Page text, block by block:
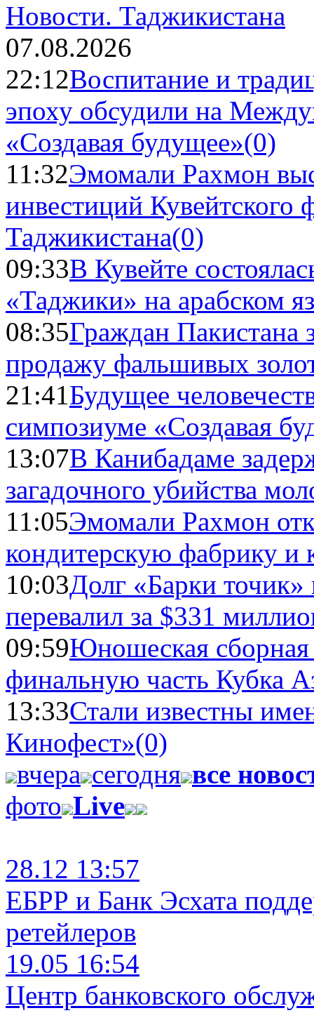
Новости. Таджикистана
07.08.2026
22:12Воспитание и
эпоху обсудили на
«Создавая будущее»(0)
11:32Эмомали Рахмон
инвестиций Кувейтского
Таджикистана(0)
09:33В Кувейте
«Таджики» на арабском
08:35Граждан Пакистана
продажу фальшивых
21:41Будущее
симпозиуме «Создавая
13:07В Канибадаме
загадочного убийства
11:05Эмомали Рахмон
кондитерскую фабрику и
10:03Долг «Барки
перевалил за $331
09:59Юношеская
финальную часть Кубка
13:33Стали известны
Кинофест»(0)
вчера сегодня все
фото Live
28.12 13:57
ЕБРР и Банк Эсхата
ретейлеров
19.05 16:54
Центр банковского